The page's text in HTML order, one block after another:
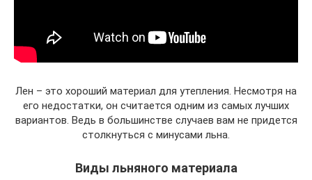
Лен – это хороший материал для утепления. Несмотря на
его недостатки, он считается одним из самых лучших
вариантов. Ведь в большинстве случаев вам не придется
столкнуться с минусами льна.
Виды льняного материала